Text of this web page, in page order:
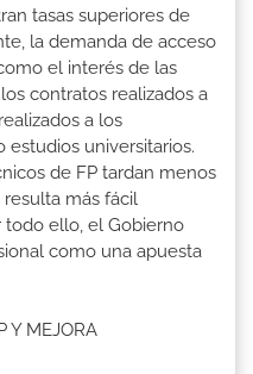
tasas superiores de
la demanda de acceso
el interés de las
contratos realizados a
a los
estudios universitarios.
de FP tardan menos
más fácil
todo ello, el Gobierno
como una apuesta
Y MEJORA